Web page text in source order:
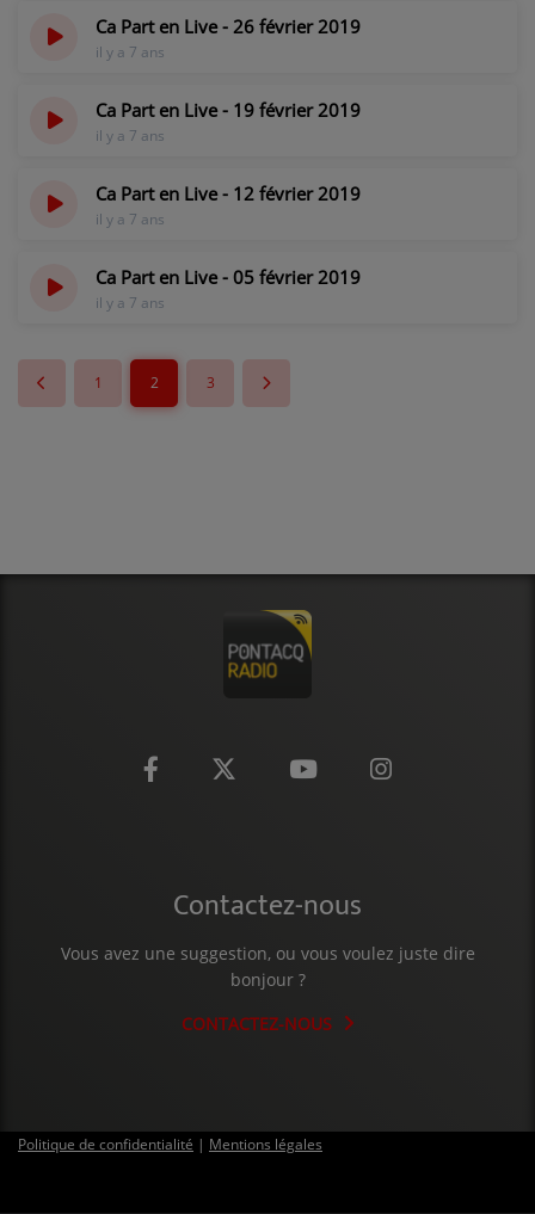
Ca Part en Live - 26 février 2019
il y a 7 ans
Ca Part en Live - 19 février 2019
il y a 7 ans
Ca Part en Live - 12 février 2019
il y a 7 ans
Ca Part en Live - 05 février 2019
il y a 7 ans
1 2 3
Contactez-nous
Vous avez une suggestion, ou vous voulez juste dire
bonjour ?
CONTACTEZ-NOUS
Politique de confidentialité | Mentions légales